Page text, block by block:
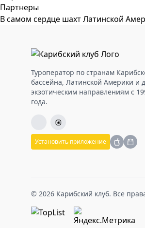
Партнеры
В самом сердце шахт Латинской
Туроператор по странам
бассейна, Латинской Америки и
экзотическим направлениям с
года.
Установить приложение
© 2026 Карибский клуб. Все